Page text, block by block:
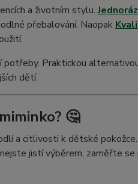
a životním stylu.
přebalování. Naopak
Praktickou
dětí.
🤔
a citlivosti k dětské
jistí výběrem, zaměřte